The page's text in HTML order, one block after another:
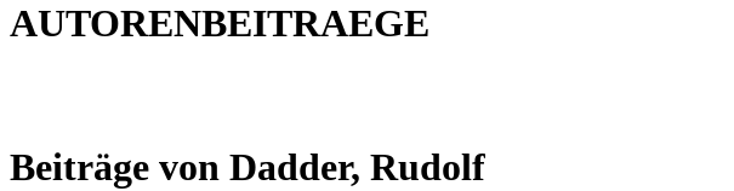
AUTORENBEITRAEGE
Beiträge von Dadder, Rudolf